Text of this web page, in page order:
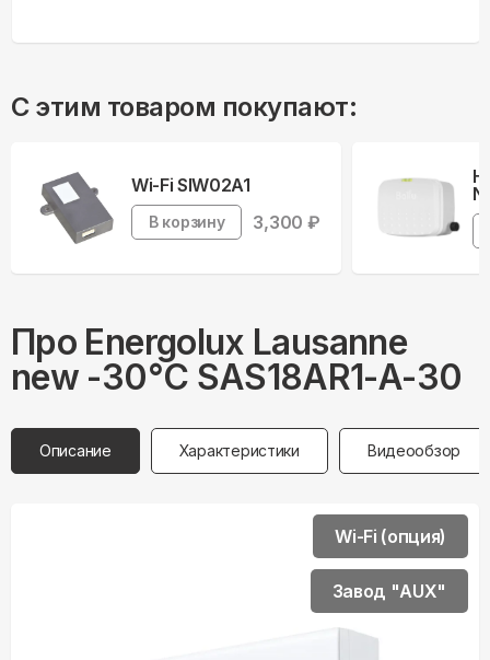
С этим товаром покупают:
Wi-Fi SIW02A1
В корзину 3,300 ₽
Про Energolux Lausanne
new -30°С SAS18AR1-A-30
Описание Характеристики Видеообзор
Wi-Fi (опция)
Завод "AUX"